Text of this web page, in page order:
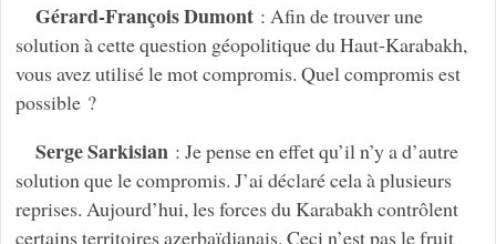
Gérard-François Dumont: Afin de trouver une
solution à cette question géopolitique du Haut-Karabakh,
vous avez utilisé le mot compromis. Quel compromis est
possible ?
Serge Sarkisian: Je pense en effet qu’il n’y a d’autre
solution que le compromis. J’ai déclaré cela à plusieurs
reprises. Aujourd’hui, les forces du Karabakh contrôlent
certains territoires azerbaïdjanais. Ceci n’est pas le fruit